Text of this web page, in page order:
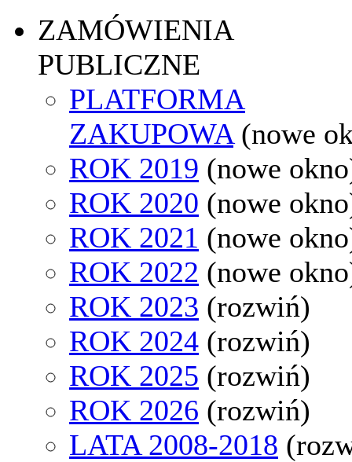
ZAMÓWIENIA
PUBLICZNE
PLATFORMA
ZAKUPOWA (nowe
ROK 2019 (nowe
ROK 2020 (nowe
ROK 2021 (nowe
ROK 2022 (nowe
ROK 2023 (rozwiń)
ROK 2024 (rozwiń)
ROK 2025 (rozwiń)
ROK 2026 (rozwiń)
LATA 2008-2018